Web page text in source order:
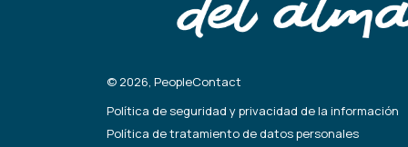
© 2026, PeopleContact
Política de seguridad y privacidad de la información
Política de tratamiento de datos personales